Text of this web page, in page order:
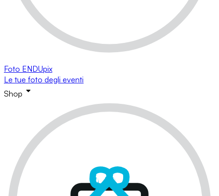
Foto ENDUpix
Le tue foto degli eventi
Shop